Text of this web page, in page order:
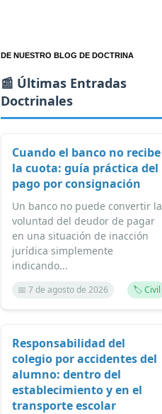
DE NUESTRO BLOG DE DOCTRINA
📰 Últimas Entradas
Doctrinales
Cuando el banco no recibe
la cuota: guía práctica del
pago por consignación
Un banco no puede convertir la
voluntad del deudor de pagar
en una situación de inacción
jurídica simplemente
indicando...
📅 7 de agosto de 2026 🏷️ Civil
Responsabilidad del
colegio por accidentes del
alumno: dentro del
establecimiento y en el
transporte escolar